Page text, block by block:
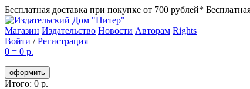
Бесплатная доставка при покупке от 700 рублей*
Магазин Издательство Новости Авторам Rights
Войти /Регистрация
0 = 0 р.
оформить
Итого: 0 р.